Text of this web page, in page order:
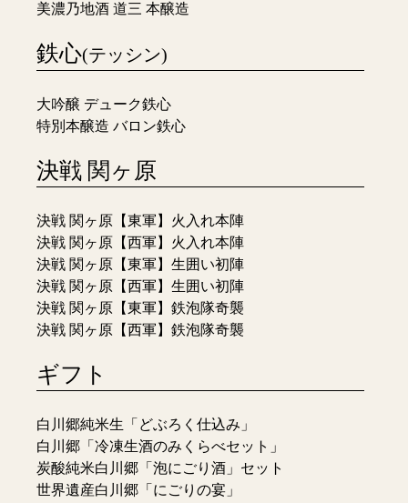
美濃乃地酒 道三 本醸造
鉄心(テッシン)
大吟醸 デューク鉄心
特別本醸造 バロン鉄心
決戦 関ヶ原
決戦 関ヶ原【東軍】火入れ本陣
決戦 関ヶ原【西軍】火入れ本陣
決戦 関ヶ原【東軍】生囲い初陣
決戦 関ヶ原【西軍】生囲い初陣
決戦 関ヶ原【東軍】鉄泡隊奇襲
決戦 関ヶ原【西軍】鉄泡隊奇襲
ギフト
白川郷純米生「どぶろく仕込み」
白川郷「冷凍生酒のみくらべセット」
炭酸純米白川郷「泡にごり酒」セット
世界遺産白川郷「にごりの宴」